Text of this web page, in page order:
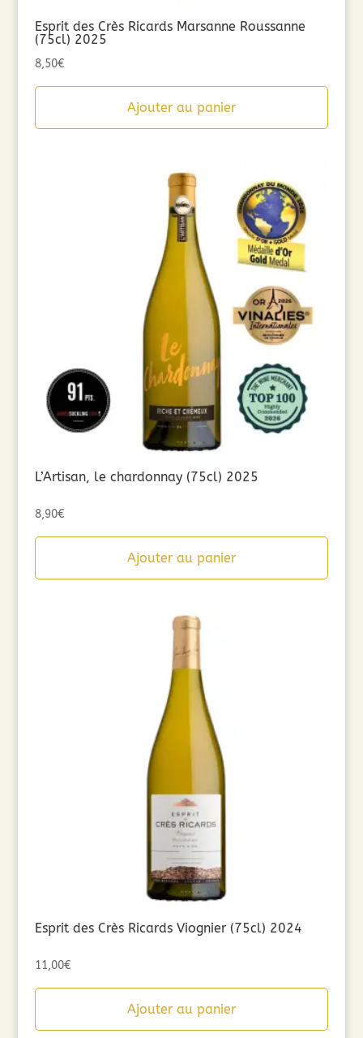
Esprit des Crès Ricards Marsanne Roussanne
(75cl) 2025
8,50€
Ajouter au panier
L’Artisan, le chardonnay (75cl) 2025
8,90€
Ajouter au panier
Esprit des Crès Ricards Viognier (75cl) 2024
11,00€
Ajouter au panier